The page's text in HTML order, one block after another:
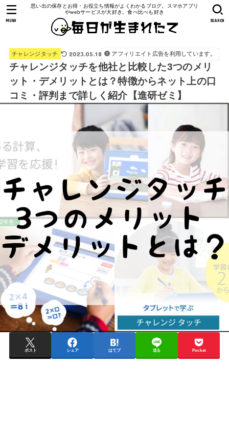
思い出の保存とお得・お役立ち情報がよくわかるブログ。スマホアプリ
やwebサービスが大好き。食べ比べも好き
SEARCH
MENU
チャレンジタッチ 2023.05.18 アフィリエイト広告を利用しています。
チャレンジタッチを他社と比較した3つのメリ
ット・デメリットとは？特徴からネット上の口
コミ・評判まで詳しく紹介【進研ゼミ】
ポスト シェア はてブ 送る Pocket